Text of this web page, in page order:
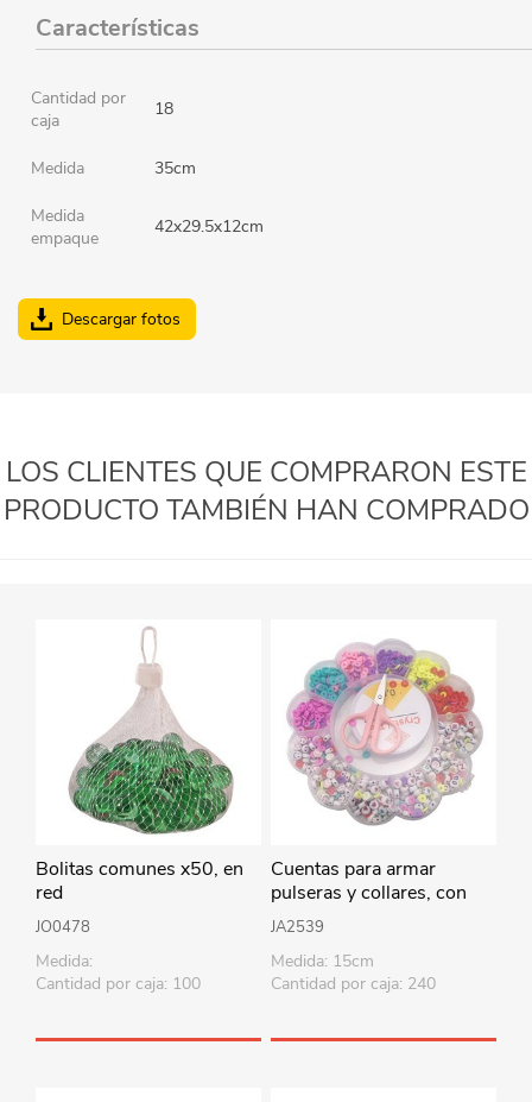
Características
Cantidad por
caja
18
Medida 35cm
Medida
empaque
42x29.5x12cm
Descargar fotos
LOS CLIENTES QUE COMPRARON ESTE
PRODUCTO TAMBIÉN HAN COMPRADO
Bolitas comunes x50, en
red
JO0478
Medida:
Cantidad por caja: 100
Cuentas para armar
pulseras y collares, con
accesorios, en caja de
plástico
JA2539
Medida: 15cm
Cantidad por caja: 240